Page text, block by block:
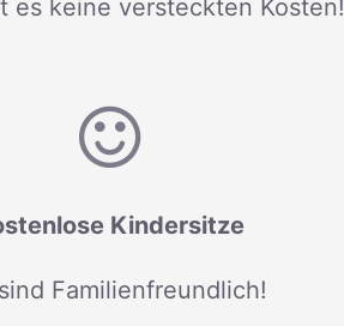
es keine versteckten Kosten!
Kindersitze
Familienfreundlich!